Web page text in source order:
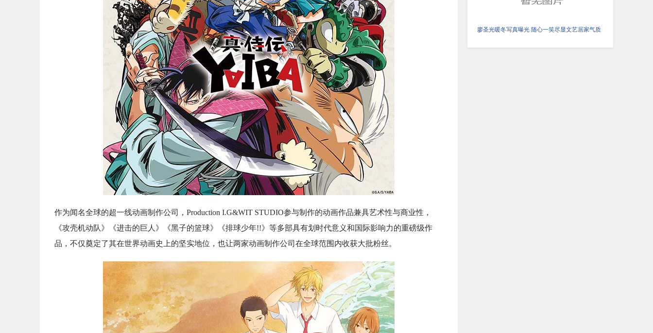
作为闻名全球的超一线动画制作公司，Production I.G&WIT STUDIO参与制作的动画作品兼具艺术性与商业性，
《攻壳机动队》《进击的巨人》《黑子的篮球》《排球少年!!》等多部具有划时代意义和国际影响力的重磅级作
品，不仅奠定了其在世界动画史上的坚实地位，也让两家动画制作公司在全球范围内收获大批粉丝。
廖圣光暖冬写真曝光 随心一笑尽显文艺居家气质